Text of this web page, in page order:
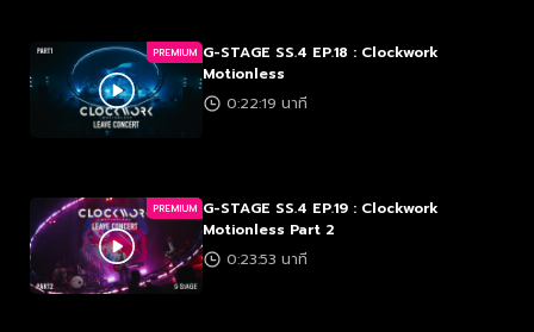
PREMIUM G-STAGE SS.4 EP.18 : Clockwork
Motionless
0:22:19 นาที
PREMIUM G-STAGE SS.4 EP.19 : Clockwork
Motionless Part 2
0:23:53 นาที